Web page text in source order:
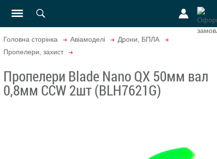
Головна сторінка Авіамоделі
Дрони, БПЛА
Пропелери, захист
Пропелери Blade Nano QX 50мм вал
0,8мм CCW 2шт (BLH7621G)